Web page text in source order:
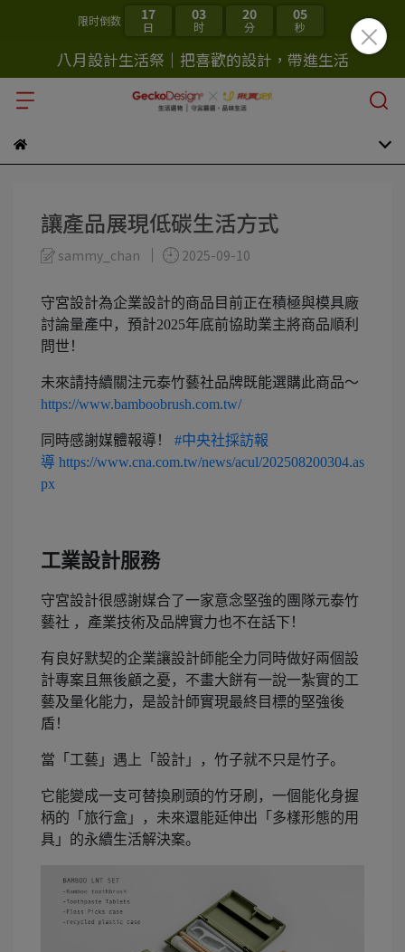
限时倒数 17
日
03
时
20
分
04
秒
八月設計生活祭｜把喜歡的設計，帶進生活
讓產品展現低碳生活方式
sammy_chan 2025-09-10
守宮設計為企業設計的商品目前正在積極與模具廠
討論量產中，預計2025年底前協助業主將商品順利
問世！
未來請持續關注元泰竹藝社品牌既能選購此商品～
https://www.bamboobrush.com.tw/
同時感謝媒體報導！ #中央社採訪報
導 https://www.cna.com.tw/news/acul/202508200304.as
px
工業設計服務
守宮設計很感謝媒合了一家意念堅強的團隊元泰竹
藝社 ，產業技術及品牌實力也不在話下！
有良好默契的企業讓設計師能全力同時做好兩個設
計專案且無後顧之憂，不畫大餅有一說一紮實的工
藝及量化能力，是設計師實現最終目標的堅強後
盾！
當「工藝」遇上「設計」，竹子就不只是竹子。
它能變成一支可替換刷頭的竹牙刷，一個能化身握
柄的「旅行盒」，未來還能延伸出「多樣形態的用
具」的永續生活解決案。